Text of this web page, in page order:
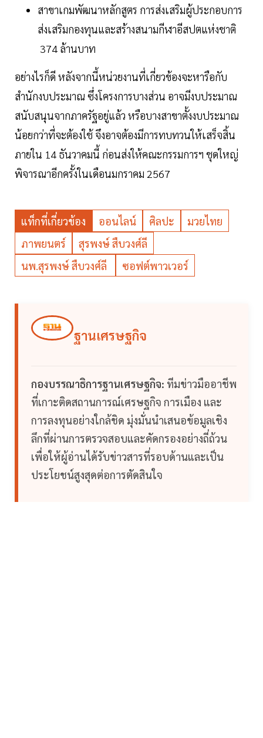
สาขาเกมพัฒนาหลักสูตร การส่งเสริมผู้ประกอบการ
ส่งเสริมกองทุนและสร้างสนามกีฬาอีสปตแห่งชาติ
374 ล้านบาท
อย่างไรก็ดี หลังจากนี้หน่วยงานที่เกี่ยวข้องจะหารือกับ
สำนักงบประมาณ ซึ่งโครงการบางส่วน อาจมีงบประมาณ
สนับสนุนจากภาครัฐอยู่แล้ว หรือบางสาขาตั้งงบประมาณ
น้อยกว่าที่จะต้องใช้ จึงอาจต้องมีการทบทวนให้เสร็จสิ้น
ภายใน 14 ธันวาคมนี้ ก่อนส่งให้คณะกรรมการฯ ชุดใหญ่
พิจารณาอีกครั้งในเดือนมกราคม 2567
แท็กที่เกี่ยวข้อง ออนไลน์ ศิลปะ
มวยไทย
ภาพยนตร์
สุรพงษ์ สืบวงศ์ลี
นพ.สุรพงษ์ สืบวงศ์ลี
ซอฟต์พาวเวอร์
ฐานเศรษฐกิจ
กองบรรณาธิการฐานเศรษฐกิจ: ทีมข่าวมืออาชีพ
ที่เกาะติดสถานการณ์เศรษฐกิจ การเมือง และ
การลงทุนอย่างใกล้ชิด มุ่งมั่นนำเสนอข้อมูลเชิง
ลึกที่ผ่านการตรวจสอบและคัดกรองอย่างถี่ถ้วน
เพื่อให้ผู้อ่านได้รับข่าวสารที่รอบด้านและเป็น
ประโยชน์สูงสุดต่อการตัดสินใจ